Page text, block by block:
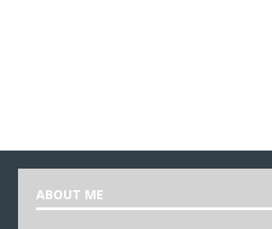
ABOUT ME